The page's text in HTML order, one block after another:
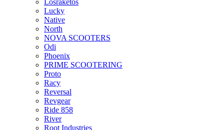
Losraketos
Lucky
Native
North
NOVA SCOOTERS
Odi
Phoenix
PRIME SCOOTERING
Proto
Racy
Reversal
Revgear
Ride 858
River
Root Industries